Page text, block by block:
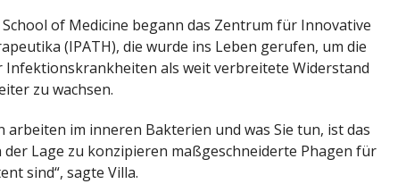
of Medicine begann das Zentrum für Innovative
(IPATH), die wurde ins Leben gerufen, um die
als weit verbreitete Widerstand
zu wachsen.
arbeiten im inneren Bakterien und was Sie tun, ist das
der Lage zu konzipieren maßgeschneiderte Phagen für
sind“, sagte Villa.